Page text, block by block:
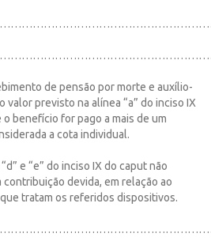
de pensão por morte e auxílio-
valor previsto na alínea “a” do inciso IX
benefício for pago a mais de um
a cota individual.
e “e” do inciso IX do caput não
devida, em relação ao
tratam os referidos dispositivos.